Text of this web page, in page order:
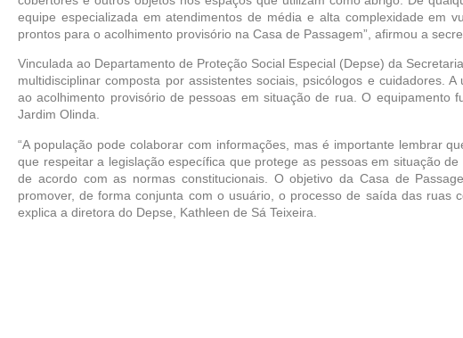
equipe especializada em atendimentos de média e alta complexidade em
prontos para o acolhimento provisório na Casa de Passagem”, afirmou a
Vinculada ao Departamento de Proteção Social Especial (Depse) da
multidisciplinar composta por assistentes sociais, psicólogos e cuidadores.
ao acolhimento provisório de pessoas em situação de rua. O equipamento
Jardim Olinda.
“A população pode colaborar com informações, mas é importante lembrar
que respeitar a legislação específica que protege as pessoas em situação
de acordo com as normas constitucionais. O objetivo da Casa de
promover, de forma conjunta com o usuário, o processo de saída das ruas
explica a diretora do Depse, Kathleen de Sá Teixeira.